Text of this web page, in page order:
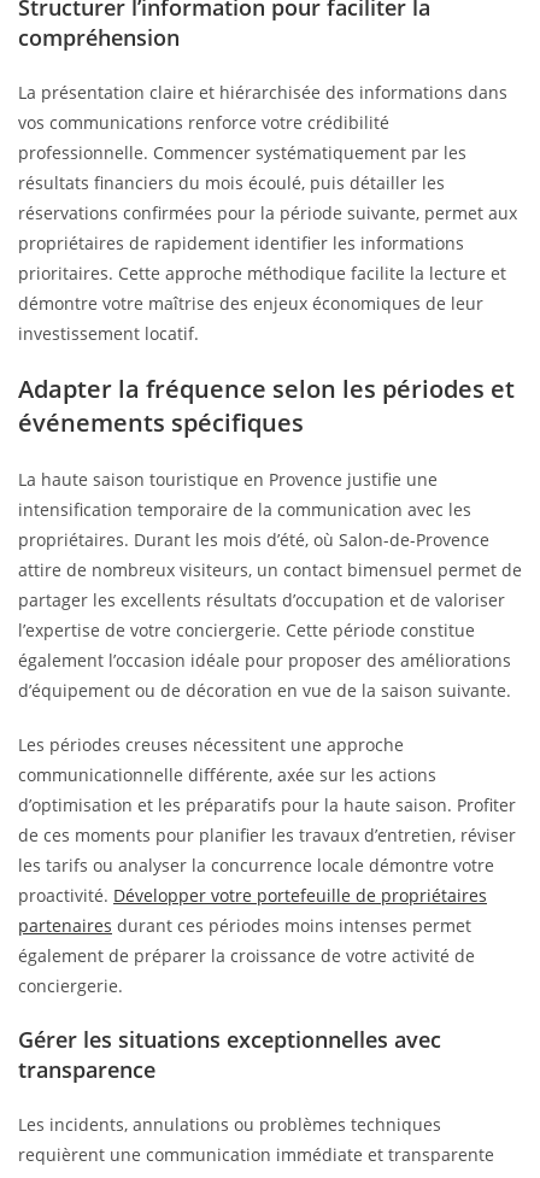
Structurer l’information pour faciliter la
compréhension
La présentation claire et hiérarchisée des informations dans
vos communications renforce votre crédibilité
professionnelle. Commencer systématiquement par les
résultats financiers du mois écoulé, puis détailler les
réservations confirmées pour la période suivante, permet aux
propriétaires de rapidement identifier les informations
prioritaires. Cette approche méthodique facilite la lecture et
démontre votre maîtrise des enjeux économiques de leur
investissement locatif.
Adapter la fréquence selon les périodes et
événements spécifiques
La haute saison touristique en Provence justifie une
intensification temporaire de la communication avec les
propriétaires. Durant les mois d’été, où Salon-de-Provence
attire de nombreux visiteurs, un contact bimensuel permet de
partager les excellents résultats d’occupation et de valoriser
l’expertise de votre conciergerie. Cette période constitue
également l’occasion idéale pour proposer des améliorations
d’équipement ou de décoration en vue de la saison suivante.
Les périodes creuses nécessitent une approche
communicationnelle différente, axée sur les actions
d’optimisation et les préparatifs pour la haute saison. Profiter
de ces moments pour planifier les travaux d’entretien, réviser
les tarifs ou analyser la concurrence locale démontre votre
proactivité. Développer votre portefeuille de propriétaires
partenaires durant ces périodes moins intenses permet
également de préparer la croissance de votre activité de
conciergerie.
Gérer les situations exceptionnelles avec
transparence
Les incidents, annulations ou problèmes techniques
requièrent une communication immédiate et transparente